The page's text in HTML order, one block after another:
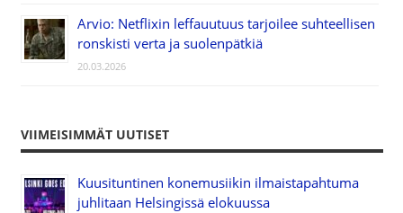
Arvio: Netflixin leffauutuus tarjoilee suhteellisen
ronskisti verta ja suolenpätkiä
20.03.2026
VIIMEISIMMÄT UUTISET
Kuusituntinen konemusiikin ilmaistapahtuma
juhlitaan Helsingissä elokuussa